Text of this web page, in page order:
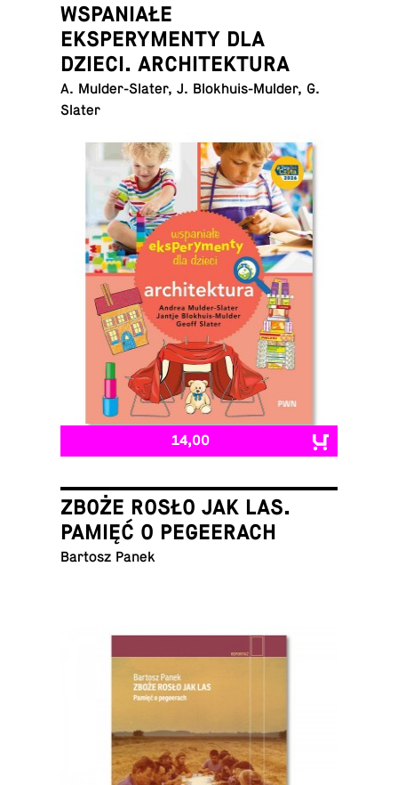
WSPANIAŁE
EKSPERYMENTY DLA
DZIECI. ARCHITEKTURA
A. Mul­der-Slater, J. Blokhuis-Mul­der, G.
Slater
14,00
ZBOŻE ROSŁO JAK LAS.
PAMIĘĆ O PEGEERACH
Bartosz Panek